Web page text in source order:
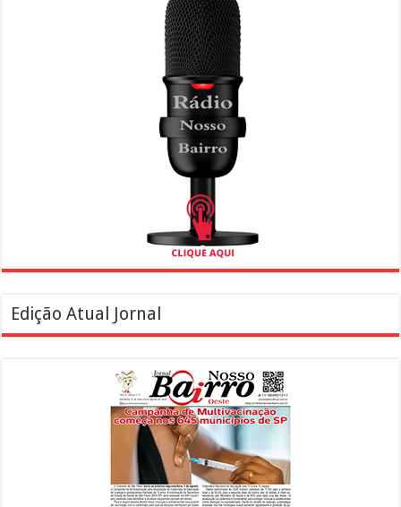
Edição Atual Jornal